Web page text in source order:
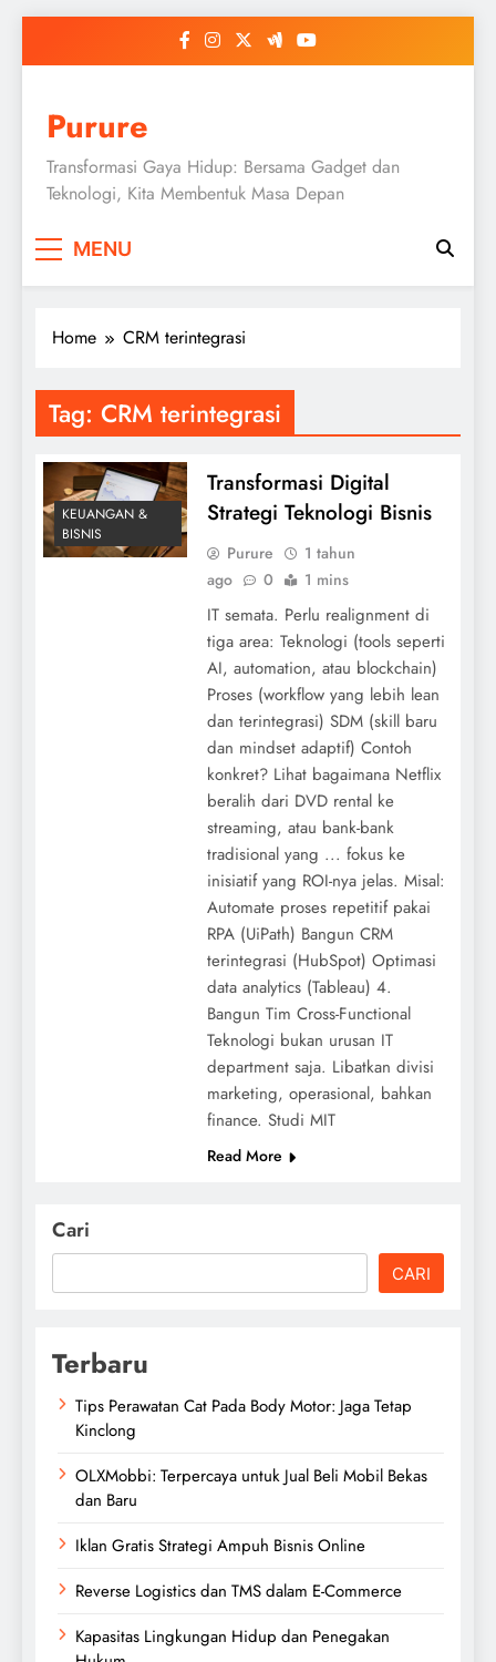
Purure
Transformasi Gaya Hidup: Bersama Gadget dan
Teknologi, Kita Membentuk Masa Depan
MENU
Home CRM terintegrasi
Tag: CRM terintegrasi
KEUANGAN &
BISNIS
Transformasi Digital
Strategi Teknologi Bisnis
Purure
1 tahun
ago
0 1 mins
IT semata. Perlu realignment di
tiga area: Teknologi (tools seperti
AI, automation, atau blockchain)
Proses (workflow yang lebih lean
dan terintegrasi) SDM (skill baru
dan mindset adaptif) Contoh
konkret? Lihat bagaimana Netflix
beralih dari DVD rental ke
streaming, atau bank-bank
tradisional yang ... fokus ke
inisiatif yang ROI-nya jelas. Misal:
Automate proses repetitif pakai
RPA (UiPath) Bangun CRM
terintegrasi (HubSpot) Optimasi
data analytics (Tableau) 4.
Bangun Tim Cross-Functional
Teknologi bukan urusan IT
department saja. Libatkan divisi
marketing, operasional, bahkan
finance. Studi MIT
Read More
Cari
CARI
Terbaru
Tips Perawatan Cat Pada Body Motor: Jaga Tetap
Kinclong
OLXMobbi: Terpercaya untuk Jual Beli Mobil Bekas
dan Baru
Iklan Gratis Strategi Ampuh Bisnis Online
Reverse Logistics dan TMS dalam E-Commerce
Kapasitas Lingkungan Hidup dan Penegakan